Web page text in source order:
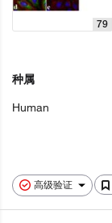
高级验证
79
种属
Human